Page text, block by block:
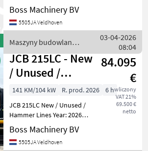
Reference number:
BM007364 Hours: 5 Type
205 *2026 Model* Location
Certificate: NOT FOR SALE I
Boss Machinery BV
5505JA Veldhoven
Maszyny budowlane /
JCB
03-04-2026
08:04
JCB 215LC - New
/ Unused /
Hammer Lines
84.095
€
wliczony
VAT 21%
69.500 €
netto
141 KM/104 kW R. prod. 2026
6 h
JCB 215LC New / Unused /
Hammer Lines Year: 2026
Reference number:
BM005866 Hours: 6 Type
215LC Location Veldhoven,
Boss Machinery BV
5505JA Veldhoven